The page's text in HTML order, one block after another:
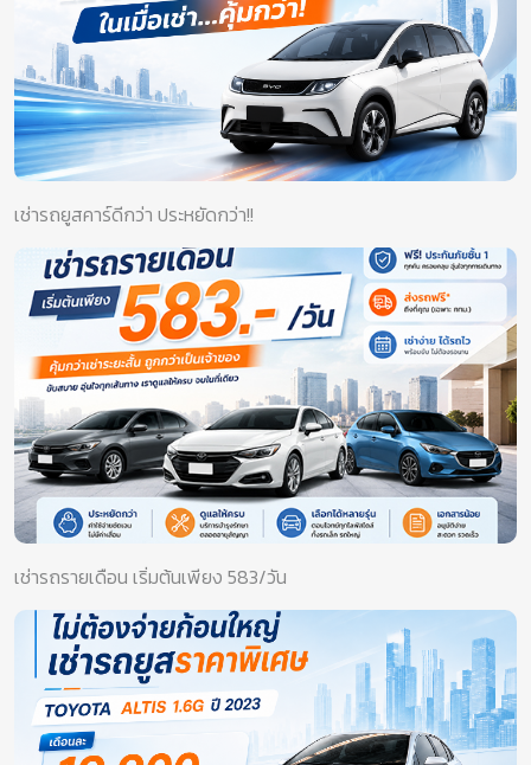
เช่ารถยูสคาร์ดีกว่า ประหยัดกว่า!!
เช่ารถรายเดือน เริ่มต้นเพียง 583/วัน